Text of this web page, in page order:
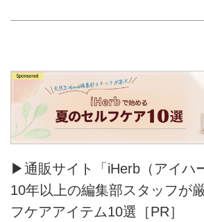
▶通販サイト「iHerb（アイハ
10年以上の編集部スタッフが
フケアアイテム10選［PR］